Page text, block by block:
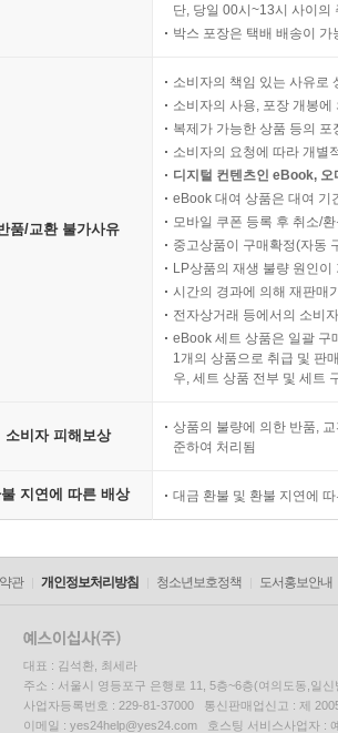
단, 당일 00시~13시 사이의
박스 포장은 택배 배송이
품/교환 불가사유
소비자의 책임 있는 사유로
소비자의 사용, 포장 개봉
복제가 가능한 상품 등의
소비자의 요청에 따라 개별
디지털 컨텐츠인 eBook,
eBook 대여 상품은 대여 기
모바일 쿠폰 등록 후 취소/
중고상품이 구매확정(자동
LP상품의 재생 불량 원인
시간의 경과에 의해 재판매
전자상거래 등에서의 소비
eBook 세트 상품은 일괄 구
1개의 상품으로 취급 및 판
우, 세트 상품 전부 및 세트
소비자 피해보상
상품의 불량에 의한 반품,
준하여 처리됨
지연에 따른 배상 대금 환불 및 환불 지연에
관 개인정보처리방침 청소년보호정책 도서홍보안내
대표 : 김석환, 최세라
주소 : 서울시 영등포구 은행로 11, 5층~6층(여의도동,일신
사업자등록번호 : 229-81-37000 통신판매업신고 : 제
이메일 : yes24help@yes24.com 호스팅 서비스사업자 :